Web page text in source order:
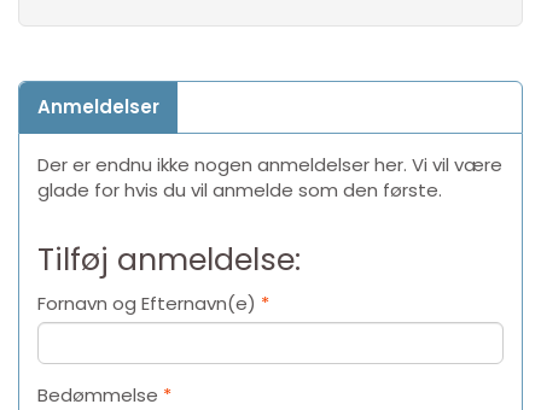
Anmeldelser
Der er endnu ikke nogen anmeldelser her. Vi vil være
glade for hvis du vil anmelde som den første.
Tilføj anmeldelse:
Fornavn og Efternavn(e)
Bedømmelse